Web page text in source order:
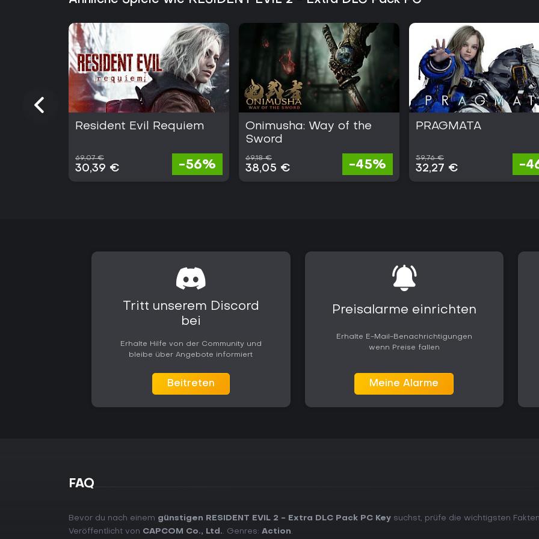
klassischen Resident Evil-
Resident Evil Requiem
69,07 €
30,39 € -56%
Onimusha: Way of the
Sword
69,18 €
38,05 € -45%
PRAGMATA
59,76 €
32,27 € -
Tritt unserem Discord
bei
Erhalte Hilfe von der Community und
bleibe über Angebote informiert
Beitreten
Preisalarme einrichten
Erhalte E-Mail-Benachrichtigungen
wenn Preise fallen
Meine Alarme
FAQ
Bevor du nach einem günstigen RESIDENT EVIL 2 - Extra DLC Pack PC Key suchst, prüfe die wichtigsten
Veröffentlicht von CAPCOM Co., Ltd.. Genres: Action.